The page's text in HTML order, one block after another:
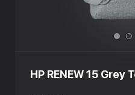
HP RENEW 15 Grey